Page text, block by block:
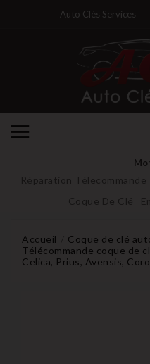
Auto Clés Services
Réparation Télecommande
Coque De Clé
Accueil Coque de clé
Télécommande coque de
Celica, Prius, Avensis,